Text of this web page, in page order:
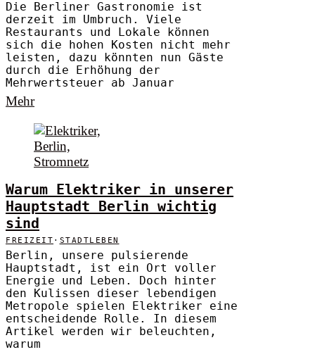
Die Berliner Gastronomie ist
derzeit im Umbruch. Viele
Restaurants und Lokale können
sich die hohen Kosten nicht mehr
leisten, dazu könnten nun Gäste
durch die Erhöhung der
Mehrwertsteuer ab Januar
Mehr
Warum Elektriker in unserer
Hauptstadt Berlin wichtig
sind
FREIZEIT · STADTLEBEN
Berlin, unsere pulsierende
Hauptstadt, ist ein Ort voller
Energie und Leben. Doch hinter
den Kulissen dieser lebendigen
Metropole spielen Elektriker eine
entscheidende Rolle. In diesem
Artikel werden wir beleuchten,
warum